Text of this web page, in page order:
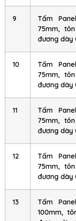
9
Tấm
75mm,
đương dày
10
Tấm
75mm,
đương dày
11
Tấm
75mm,
đương dày
12
Tấm
75mm,
đương dày
13
Tấm
100mm,